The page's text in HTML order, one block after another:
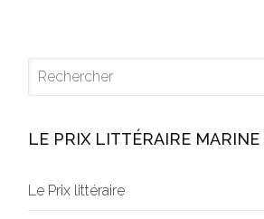
LE PRIX LITTÉRAIRE
Le Prix littéraire